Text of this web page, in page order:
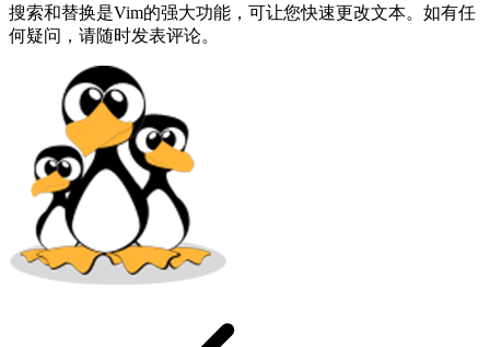
搜索和替换是Vim的强大功能，可让您快速更改文本。如有任
何疑问，请随时发表评论。